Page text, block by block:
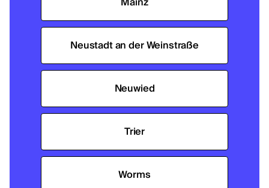
Neustadt an der Weinstraße
Neuwied
Trier
Worms